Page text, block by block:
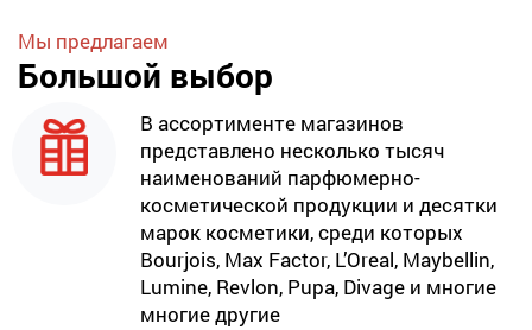
Мы предлагаем
Большой выбор
В ассортименте магазинов
представлено несколько тысяч
наименований парфюмерно-
косметической продукции и десятки
марок косметики, среди которых
Bourjois, Max Factor, L’Oreal, Maybellin,
Lumine, Revlon, Pupa, Divage и многие
многие другие